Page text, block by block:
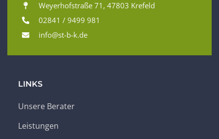
Weyerhofstraße 71, 47803 Krefeld
02841 / 9499 981
info@st-b-k.de
LINKS
Unsere Berater
Leistungen